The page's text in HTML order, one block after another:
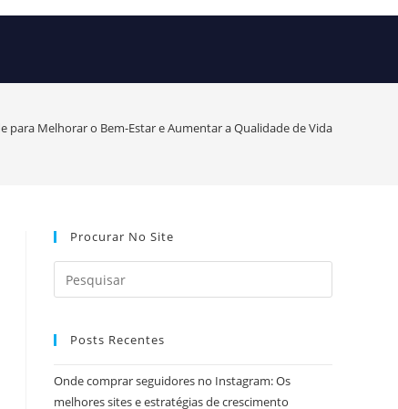
para Melhorar o Bem-Estar e Aumentar a Qualidade de Vida
Procurar No Site
Posts Recentes
Onde comprar seguidores no Instagram: Os
melhores sites e estratégias de crescimento